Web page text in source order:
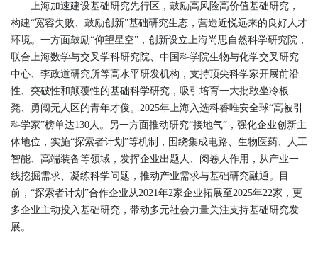
上海加速建设基础研究先行区，鼓励高风险高价值基础研究，
构建“宽容失败、鼓励创新”基础研究生态，营造近悦远来的良好人才
环境。一方面鼓励“仰望星空”，创新设立上海尚思自然科学研究院，
联合上海数学与交叉学科研究院、中国科学院生物与化学交叉研究
中心、李政道研究所等高水平研发机构，支持顶尖科学家开展前沿
性、突破性和颠覆性的基础科学研究，吸引培育一大批敢坐冷板
凳、勇闯无人区的青年才俊。2025年上海入选科睿唯安全球“高被引
科学家”榜单达130人。另一方面推动研究“接地气”，强化企业创新主
体地位，实施“探索者计划”等机制，围绕集成电路、生物医药、人工
智能、高端装备等领域，发挥企业出题人、阅卷人作用，从产业一
线挖掘需求、凝练科学问题，推动产业需求与基础研究融通。目
前，“探索者计划”合作企业从2021年2家企业拓展至2025年22家，更
多企业主动投入基础研究，带动多元社会力量关注支持基础研究发
展。